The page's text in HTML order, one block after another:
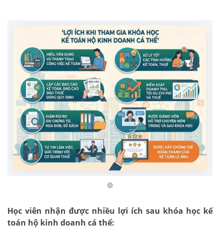
Học viên nhận được nhiều lợi ích sau khóa học kế
toán hộ kinh doanh cá thể: